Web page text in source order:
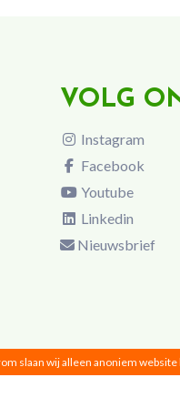
VOLG
Instagram
Facebook
Youtube
Linkedin
Nieuwsbrief
slaan wij alleen anoniem